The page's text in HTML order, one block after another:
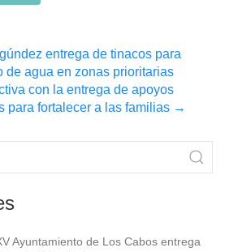
entrega de tinacos para
de agua en zonas prioritarias
con la entrega de apoyos
para fortalecer a las familias →
Ayuntamiento de Los Cabos entrega